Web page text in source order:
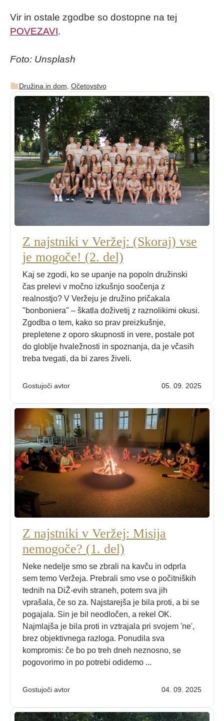
Vir in ostale zgodbe so dostopne na tej
POVEZAVI.
Foto: Unsplash
Družina in dom Očetovstvo
Z najstniki v Veržej: (Skoraj) vse
je mogoče! (2. del)
Kaj se zgodi, ko se upanje na popoln družinski
čas prelevi v močno izkušnjo soočenja z
realnostjo? V Veržeju je družino pričakala
"bonboniera" – škatla doživetij z raznolikimi okusi.
Zgodba o tem, kako so prav preizkušnje,
prepletene z oporo skupnosti in vere, postale pot
do globlje hvaležnosti in spoznanja, da je včasih
treba tvegati, da bi zares živeli.
Gostujoči avtor 05. 09. 2025
Z najstniki v Veržej: Misija
nemogoče? (1. del)
Neke nedelje smo se zbrali na kavču in odprla
sem temo Veržeja. Prebrali smo vse o počitniških
tednih na DiŽ-evih straneh, potem sva jih
vprašala, če so za. Najstarejša je bila proti, a bi se
pogajala. Sin je bil neodločen, a rekel OK.
Najmlajša je bila proti in vztrajala pri svojem 'ne',
brez objektivnega razloga. Ponudila sva
kompromis: če bo po treh dneh neznosno, se
pogovorimo in po potrebi odidemo ...
Gostujoči avtor 04. 09. 2025